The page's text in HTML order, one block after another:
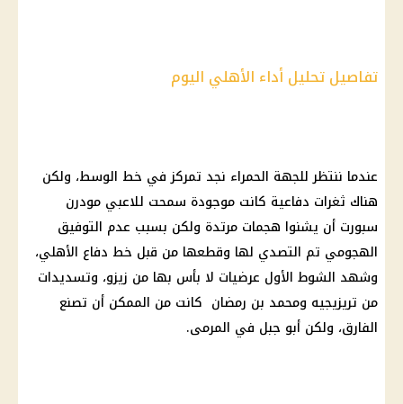
تفاصيل تحليل أداء الأهلي اليوم
عندما ننتظر للجهة الحمراء نجد تمركز في خط الوسط، ولكن
هناك ثغرات دفاعية كانت موجودة سمحت للاعبي مودرن
سبورت أن يشنوا هجمات مرتدة ولكن بسبب عدم التوفيق
الهجومي تم التصدي لها وقطعها من قبل خط دفاع الأهلي،
وشهد الشوط الأول عرضيات لا بأس بها من زيزو، وتسديدات
من تريزيجيه ومحمد بن رمضان كانت من الممكن أن تصنع
الفارق، ولكن أبو جبل في المرمى.